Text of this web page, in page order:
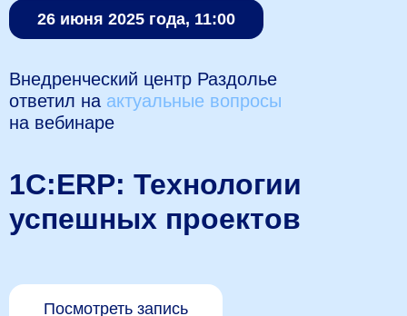
1С:ERP: Технологии
успешных проектов
26 июня 2025 года, 11:00
Внедренческий центр Раздолье
ответил на актуальные вопросы
на вебинаре
Посмотреть запись